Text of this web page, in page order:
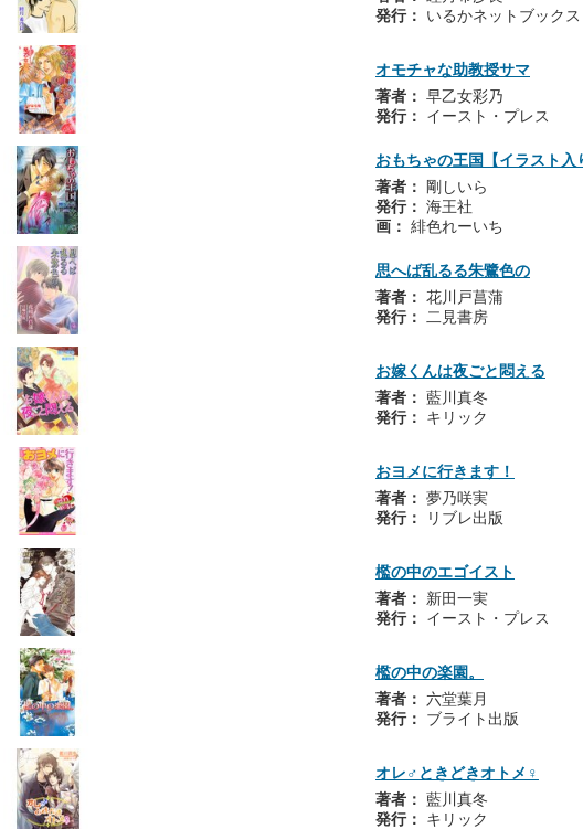
発行：
いるかネットブックス
オモチャな助教授サマ
著者： 早乙女彩乃
発行：
イースト・プレス
おもちゃの王国【イラスト入
著者：
剛しいら
発行： 海王社
画： 緋色れーいち
思へば乱るる朱鷺色の
著者： 花川戸菖蒲
発行： 二見書房
お嫁くんは夜ごと悶える
著者： 藍川真冬
発行：
キリック
おヨメに行きます！
著者： 夢乃咲実
発行：
リブレ出版
檻の中のエゴイスト
著者：
新田一実
発行：
イースト・プレス
檻の中の楽園。
著者： 六堂葉月
発行：
ブライト出版
オレ♂ときどきオトメ♀
著者： 藍川真冬
発行：
キリック